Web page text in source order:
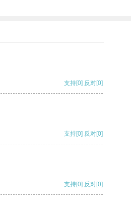
支持[0] 反对[0]
支持[0] 反对[0]
支持[0] 反对[0]